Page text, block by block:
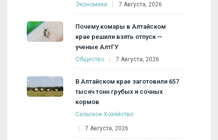
Экономика 7 Августа, 2026
Почему комары в Алтайском
крае решили взять отпуск —
ученые АлтГУ
Общество 7 Августа, 2026
В Алтайском крае заготовили 657
тысяч тонн грубых и сочных
кормов
Сельское Хозяйство
7 Августа, 2026